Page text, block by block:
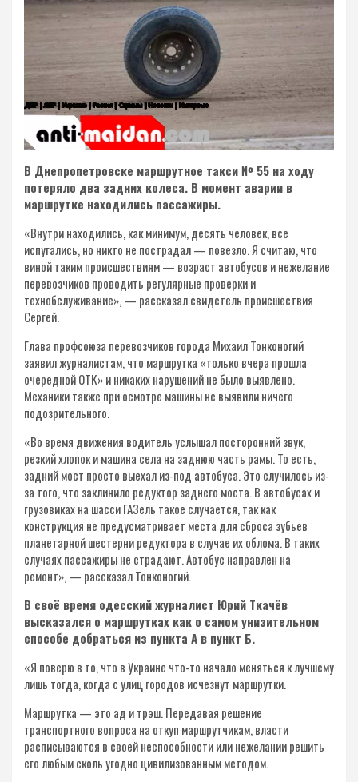
В Днепропетровске маршрутное такси № 55 на ходу
потеряло два задних колеса. В момент аварии в
маршрутке находились пассажиры.
«Внутри находились, как минимум, десять человек, все
испугались, но никто не пострадал — повезло. Я считаю, что
виной таким происшествиям — возраст автобусов и нежелание
перевозчиков проводить регулярные проверки и
технобслуживание», — рассказал свидетель происшествия
Сергей.
Глава профсоюза перевозчиков города Михаил Тонконогий
заявил журналистам, что маршрутка «только вчера прошла
очередной ОТК» и никаких нарушений не было выявлено.
Механики также при осмотре машины не выявили ничего
подозрительного.
«Во время движения водитель услышал посторонний звук,
резкий хлопок и машина села на заднюю часть рамы. То есть,
задний мост просто выехал из-под автобуса. Это случилось из-
за того, что заклинило редуктор заднего моста. В автобусах и
грузовиках на шасси ГАЗель такое случается, так как
конструкция не предусматривает места для сброса зубьев
планетарной шестерни редуктора в случае их облома. В таких
случаях пассажиры не страдают. Автобус направлен на
ремонт», — рассказал Тонконогий.
В своё время одесский журналист Юрий Ткачёв
высказался о маршрутках как о самом унизительном
способе добраться из пункта А в пункт Б.
«Я поверю в то, что в Украине что-то начало меняться к лучшему
лишь тогда, когда с улиц городов исчезнут маршрутки.
Маршрутка — это ад и трэш. Передавая решение
транспортного вопроса на откуп маршрутчикам, власти
расписываются в своей неспособности или нежелании решить
его любым сколь угодно цивилизованным методом.